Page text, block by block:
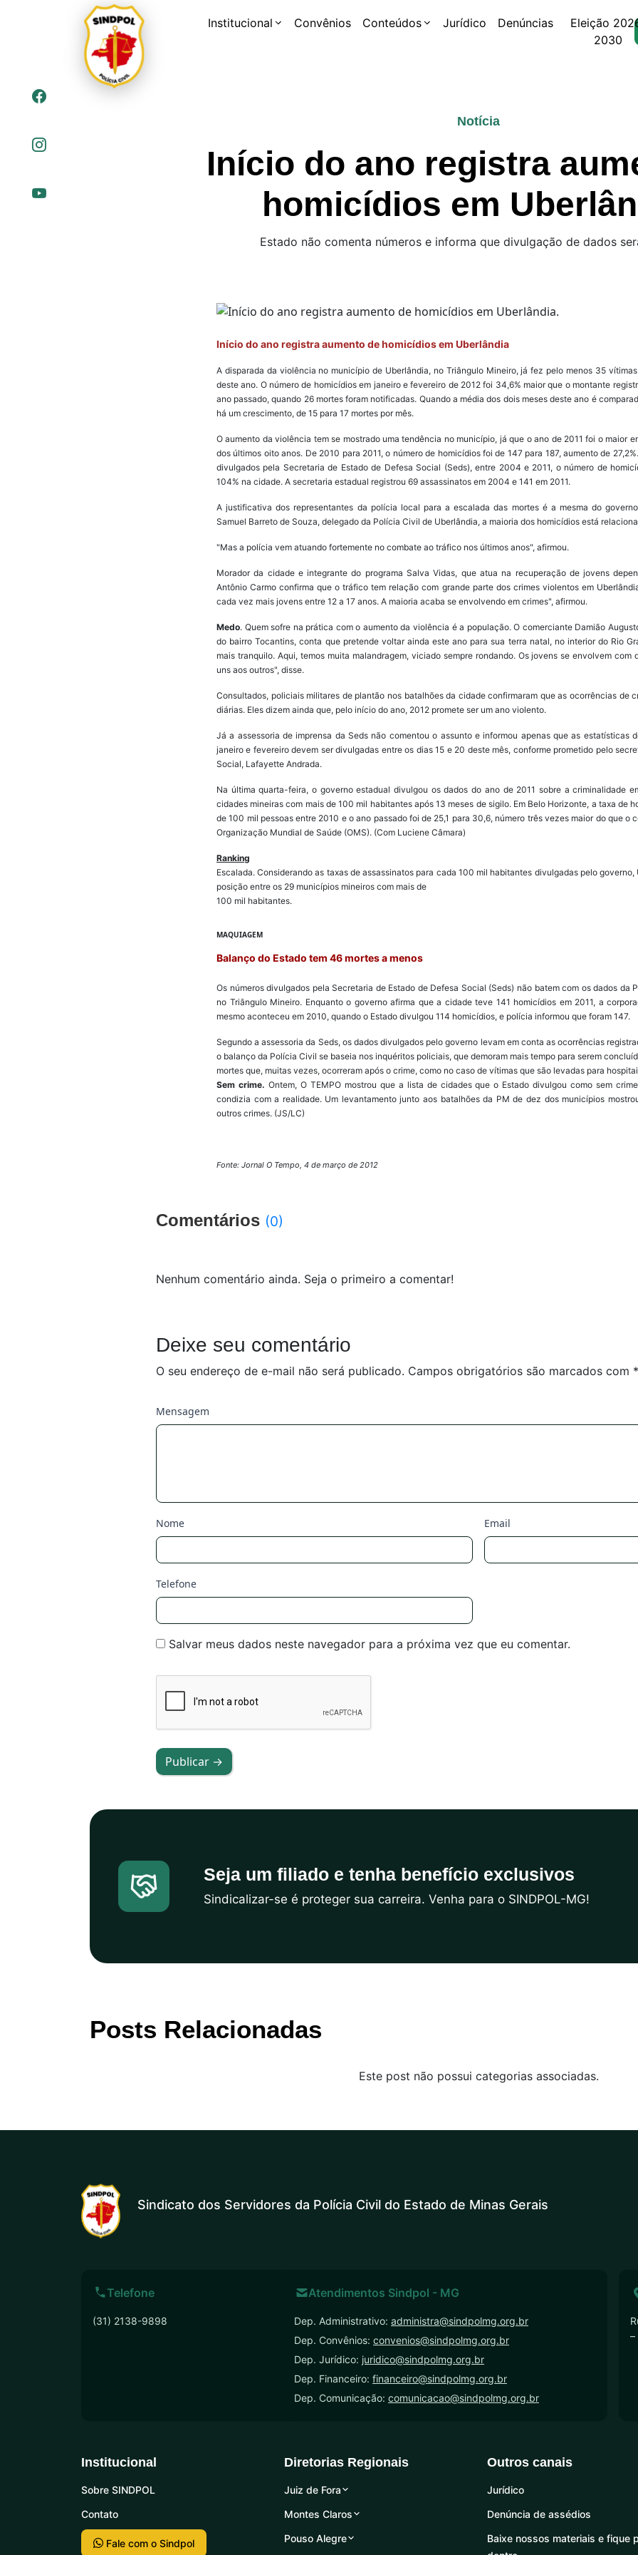
Institucional Convênios Conteúdos Jurídico Denúncias
Eleição
2030
Notícia
Início do ano registra
homicídios em
Estado não comenta números e informa que divulgação de dados
Início do ano registra aumento de homicídios em Uberlândia
A disparada da violência no município de Uberlândia, no Triângulo Mineiro, já fez pelo menos 35
deste ano. O número de homicídios em janeiro e fevereiro de 2012 foi 34,6% maior que o montante
ano passado, quando 26 mortes foram notificadas. Quando a média dos dois meses deste ano é
há um crescimento, de 15 para 17 mortes por mês.
O aumento da violência tem se mostrado uma tendência no município, já que o ano de 2011 foi o maior
dos últimos oito anos. De 2010 para 2011, o número de homicídios foi de 147 para 187, aumento de
divulgados pela Secretaria de Estado de Defesa Social (Seds), entre 2004 e 2011, o número de
104% na cidade. A secretaria estadual registrou 69 assassinatos em 2004 e 141 em 2011.
A justificativa dos representantes da polícia local para a escalada das mortes é a mesma do
Samuel Barreto de Souza, delegado da Polícia Civil de Uberlândia, a maioria dos homicídios está
"Mas a polícia vem atuando fortemente no combate ao tráfico nos últimos anos", afirmou.
Morador da cidade e integrante do programa Salva Vidas, que atua na recuperação de jovens
Antônio Carmo confirma que o tráfico tem relação com grande parte dos crimes violentos em
cada vez mais jovens entre 12 a 17 anos. A maioria acaba se envolvendo em crimes", afirmou.
Medo. Quem sofre na prática com o aumento da violência é a população. O comerciante Damião
do bairro Tocantins, conta que pretende voltar ainda este ano para sua terra natal, no interior do Rio
mais tranquilo. Aqui, temos muita malandragem, viciado sempre rondando. Os jovens se envolvem com
uns aos outros", disse.
Consultados, policiais militares de plantão nos batalhões da cidade confirmaram que as ocorrências de
diárias. Eles dizem ainda que, pelo início do ano, 2012 promete ser um ano violento.
Já a assessoria de imprensa da Seds não comentou o assunto e informou apenas que as estatísticas
janeiro e fevereiro devem ser divulgadas entre os dias 15 e 20 deste mês, conforme prometido pelo
Social, Lafayette Andrada.
Na última quarta-feira, o governo estadual divulgou os dados do ano de 2011 sobre a criminalidade
cidades mineiras com mais de 100 mil habitantes após 13 meses de sigilo. Em Belo Horizonte, a taxa de
de 100 mil pessoas entre 2010 e o ano passado foi de 25,1 para 30,6, número três vezes maior do que o
Organização Mundial de Saúde (OMS). (Com Luciene Câmara)
Ranking
Escalada. Considerando as taxas de assassinatos para cada 100 mil habitantes divulgadas pelo governo,
posição entre os 29 municípios mineiros com mais de
100 mil habitantes.
MAQUIAGEM
Balanço do Estado tem 46 mortes a menos
Os números divulgados pela Secretaria de Estado de Defesa Social (Seds) não batem com os dados da
no Triângulo Mineiro. Enquanto o governo afirma que a cidade teve 141 homicídios em 2011, a
mesmo aconteceu em 2010, quando o Estado divulgou 114 homicídios, e polícia informou que foram 147.
Segundo a assessoria da Seds, os dados divulgados pelo governo levam em conta as ocorrências
o balanço da Polícia Civil se baseia nos inquéritos policiais, que demoram mais tempo para serem
mortes que, muitas vezes, ocorreram após o crime, como no caso de vítimas que são levadas para
Sem crime. Ontem, O TEMPO mostrou que a lista de cidades que o Estado divulgou como sem
condizia com a realidade. Um levantamento junto aos batalhões da PM de dez dos municípios
outros crimes. (JS/LC)
Fonte: Jornal O Tempo, 4 de março de 2012
Comentários (0)
Nenhum comentário ainda. Seja o primeiro a comentar!
Deixe seu comentário
O seu endereço de e-mail não será publicado. Campos obrigatórios são marcados com *
Mensagem
Nome Email
Telefone
Salvar meus dados neste navegador para a próxima vez que eu comentar.
Publicar →
Seja um filiado e tenha benefício exclusivos
Sindicalizar-se é proteger sua carreira. Venha para o SINDPOL-MG!
Posts Relacionadas
Este post não possui categorias associadas.
Sindicato dos Servidores da Polícia Civil do Estado de Minas Gerais
Telefone
(31) 2138-9898
Atendimentos Sindpol - MG
Dep. Administrativo: administra@sindpolmg.org.br
Dep. Convênios: convenios@sindpolmg.org.br
Dep. Jurídico: juridico@sindpolmg.org.br
Dep. Financeiro: financeiro@sindpolmg.org.br
Dep. Comunicação: comunicacao@sindpolmg.org.br
–
Institucional
Sobre SINDPOL
Contato
Fale com o Sindpol
Diretorias Regionais
Juiz de Fora
Montes Claros
Pouso Alegre
Outros canais
Jurídico
Denúncia de assédios
Baixe nossos materiais e fique